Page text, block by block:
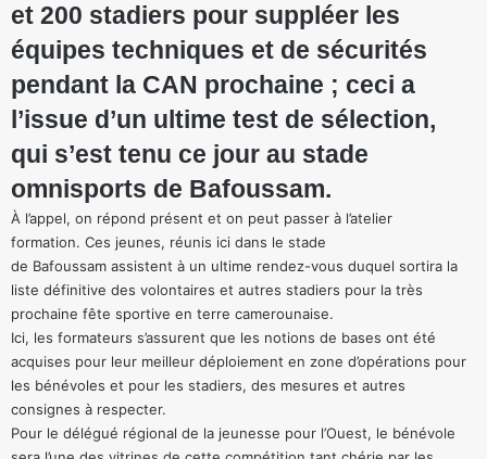
et 200 stadiers pour suppléer les
équipes techniques et de sécurités
pendant la CAN prochaine ; ceci a
l’issue d’un ultime test de sélection,
qui s’est tenu ce jour au stade
omnisports de Bafoussam.
À l’appel, on répond présent et on peut passer à l’atelier
formation. Ces jeunes, réunis ici dans le stade
de Bafoussam assistent à un ultime rendez-vous duquel sortira la
liste définitive des volontaires et autres stadiers pour la très
prochaine fête sportive en terre camerounaise.
Ici, les formateurs s’assurent que les notions de bases ont été
acquises pour leur meilleur déploiement en zone d’opérations pour
les bénévoles et pour les stadiers, des mesures et autres
consignes à respecter.
Pour le délégué régional de la jeunesse pour l’Ouest, le bénévole